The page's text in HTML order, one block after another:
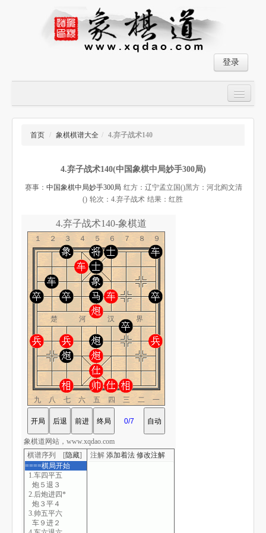
登录
大师对局
象棋小游戏
首页 / 象棋棋谱大全 / 4.弃子战术140
4.弃子战术140(中国象棋中局妙手300局)
赛事： 中国象棋中局妙手300局 红方：辽宁孟立国()黑方：河北阎文清
() 轮次：4.弃子战术 结果：红胜
4.弃子战术140-象棋道
１２３４５６７８９
楚 河 汉 界
九八七六五四三二一
棋谱序列 [隐藏]
====棋局开始
1.车四平五
炮５退３
2.后炮进四*
炮３平４
3.帅五平六
车９进２
注解 添加着法 修改注解
象棋道网站，www.xqdao.com